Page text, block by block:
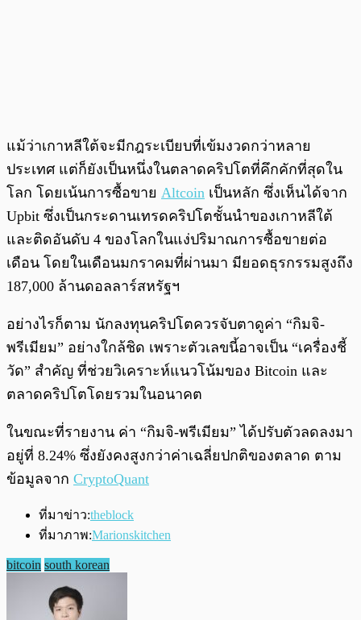
แม้ว่าเกาหลีใต้จะมีกฎระเบียบที่เข้มงวดกว่าหลาย
ประเทศ แต่ก็ยังเป็นหนึ่งในตลาดคริปโตที่คึกคักที่สุดใน
โลก โดยเน้นการซื้อขาย Altcoin เป็นหลัก ซึ่งเห็นได้จาก
Upbit ซึ่งเป็นกระดานเทรดคริปโตชั้นนำของเกาหลีใต้
และติดอันดับ 4 ของโลกในแง่ปริมาณการซื้อขายต่อ
เดือน โดยในเดือนมกราคมที่ผ่านมา มียอดธุรกรรมสูงถึง
187,000 ล้านดอลลาร์สหรัฐฯ
อย่างไรก็ตาม นักลงทุนคริปโตควรจับตาดูค่า “กิมจิ-
พรีเมียม” อย่างใกล้ชิด เพราะตัวเลขนี้อาจเป็น “เครื่องชี้
วัด” สำคัญ ที่ช่วยวิเคราะห์แนวโน้มของ Bitcoin และ
ตลาดคริปโตโดยรวมในอนาคต
ในขณะที่รายงาน ค่า “กิมจิ-พรีเมียม” ได้ปรับตัวลดลงมา
อยู่ที่ 8.24% ซึ่งยังคงสูงกว่าค่าเฉลี่ยปกติของตลาด ตาม
ข้อมูลจาก CryptoQuant
ที่มาข่าว:theblock
ที่มาภาพ:Marionskitchen
bitcoin south korean